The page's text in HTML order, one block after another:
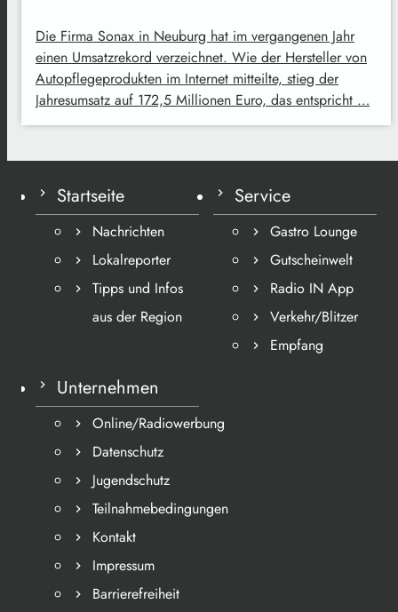
Die Firma Sonax in Neuburg hat im vergangenen Jahr
einen Umsatzrekord verzeichnet. Wie der Hersteller von
Autopflegeprodukten im Internet mitteilte, stieg der
Jahresumsatz auf 172,5 Millionen Euro, das entspricht …
Startseite
Nachrichten
Lokalreporter
Tipps und Infos
aus der Region
Service
Gastro Lounge
Gutscheinwelt
Radio IN App
Verkehr/Blitzer
Empfang
Unternehmen
Online/Radiowerbung
Datenschutz
Jugendschutz
Teilnahmebedingungen
Kontakt
Impressum
Barrierefreiheit